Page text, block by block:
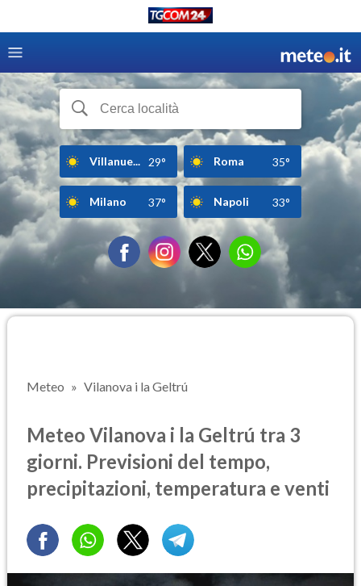
Villanue... 29° Roma 35°
Milano 37° Napoli 33°
Meteo Vilanova i la Geltrú
Meteo Vilanova i la Geltrú tra 3
giorni. Previsioni del tempo,
precipitazioni, temperatura e venti